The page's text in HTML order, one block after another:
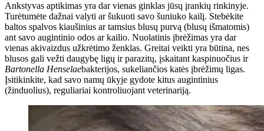
Ankstyvas aptikimas yra dar vienas ginklas jūsų įrankių rinkinyje.
Turėtumėte dažnai valyti ar šukuoti savo šuniuko kailį. Stebėkite
baltos spalvos kiaušinius ar tamsius blusų purvą (blusų išmatomis)
ant savo augintinio odos ar kailio. Nuolatinis įbrėžimas yra dar
vienas akivaizdus užkrėtimo ženklas. Greitai veikti yra būtina, nes
blusos gali vežti daugybę ligų ir parazitų, įskaitant kaspinuočius ir
Bartonella Henselaebakterijos, sukeliančios katės įbrėžimų ligas.
Įsitikinkite, kad savo namų ūkyje gydote kitus augintinius
(žinduolius), reguliariai kontroliuojant veterinariją.